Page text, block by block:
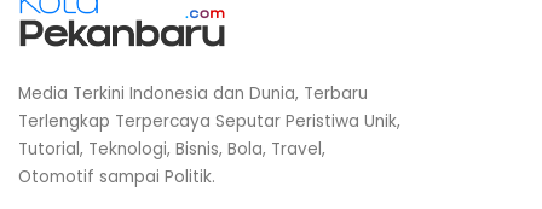
Media Terkini Indonesia dan Dunia, Terbaru
Terlengkap Terpercaya Seputar Peristiwa Unik,
Tutorial, Teknologi, Bisnis, Bola, Travel,
Otomotif sampai Politik.